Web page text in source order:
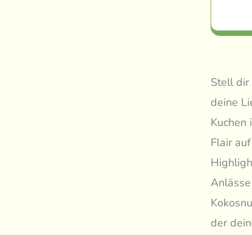
Stell dir
deine
Kuchen
Flair
der